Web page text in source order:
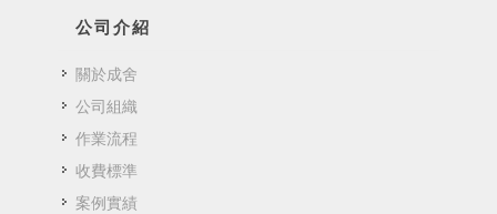
公司介紹
關於成舍
公司組織
作業流程
收費標準
案例實績